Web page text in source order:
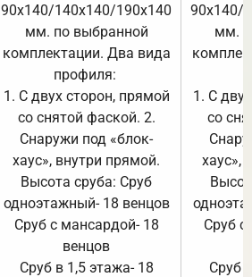
90х140/140х140/190х140
мм. по выбранной
комплектации. Два вида
профиля:
1. С двух сторон, прямой
со снятой фаской. 2.
Снаружи под «блок-
хаус», внутри прямой.
Высота сруба: Сруб
одноэтажный- 18 венцов
Сруб с мансардой- 18
венцов
Сруб в 1,5 этажа- 18
90х140/
мм.
1. С
со
хаус»,
Сруб с
Сруб